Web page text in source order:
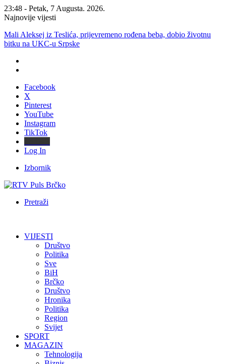
23:48 - Petak, 7 Augusta. 2026.
Najnovije vijesti
Mali Aleksej iz Teslića, prijevremeno rođena beba, dobio životnu
bitku na UKC-u Srpske
Facebook
X
Pinterest
YouTube
Instagram
TikTok
Log In
Izbornik
Pretraži
VIJESTI
Društvo
Politika
Sve
BiH
Brčko
Društvo
Hronika
Politika
Region
Svijet
SPORT
MAGAZIN
Tehnologija